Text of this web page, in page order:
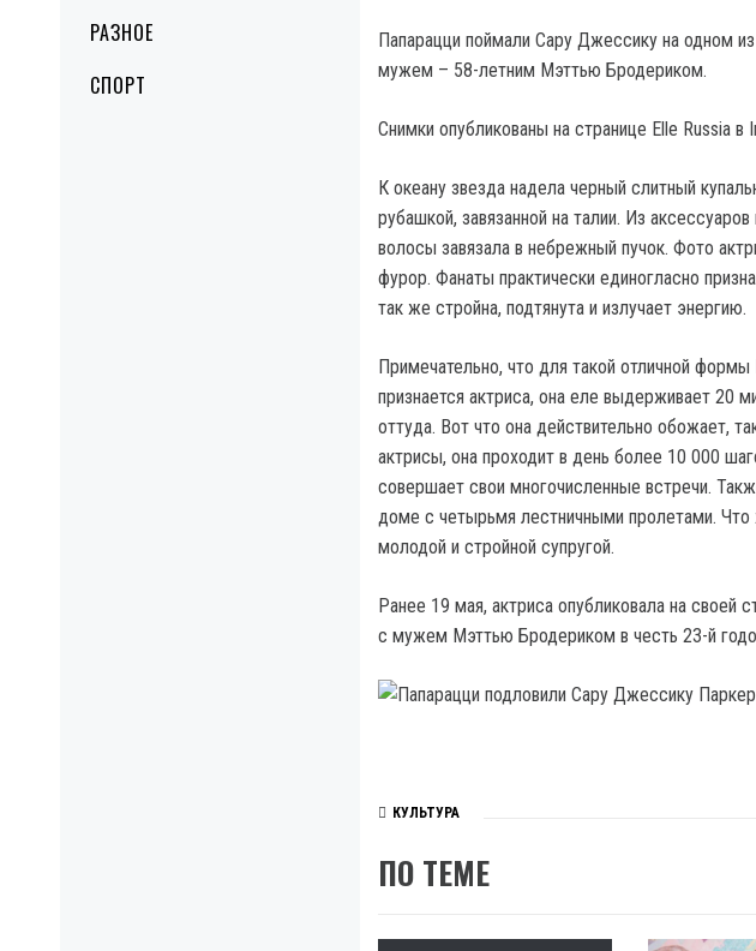
РАЗНОЕ
СПОРТ
Папарацци поймали Сару Джессику на одном
мужем – 58-летним Мэттью Бродериком.
Снимки опубликованы на странице Elle Russia в
К океану звезда надела черный слитный
рубашкой, завязанной на талии. Из
волосы завязала в небрежный пучок. Фото
фурор. Фанаты практически единогласно
так же стройна, подтянута и излучает энергию.
Примечательно, что для такой отличной
признается актриса, она еле выдерживает 20
оттуда. Вот что она действительно обожает,
актрисы, она проходит в день более 10 000
совершает свои многочисленные встречи.
доме с четырьмя лестничными пролетами.
молодой и стройной супругой.
Ранее 19 мая, актриса опубликовала на своей
с мужем Мэттью Бродериком в честь 23-й
КУЛЬТУРА
ПО ТЕМЕ